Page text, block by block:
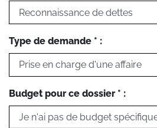
Type de demande * :
Budget pour ce dossier * :